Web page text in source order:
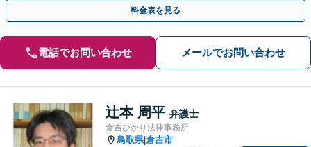
料金表を見る
電話でお問い合わせ メールでお問い合わせ
辻本 周平 弁護士
倉吉ひかり法律事務所
鳥取県|倉吉市